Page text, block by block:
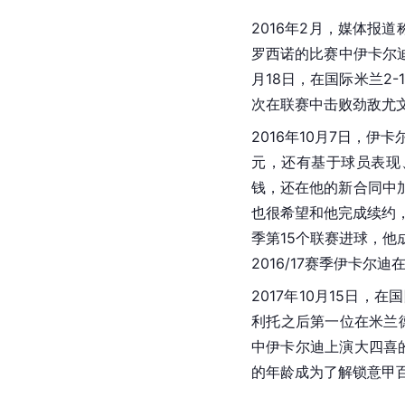
2016年2月，媒体报道
罗西诺的比赛中伊卡尔
月18日，在国际米兰2-
次在联赛中击败劲敌尤
2016年10月7日，伊卡
元，还有基于球员表
钱，还在他的新合同中
也很希望和他完成续约
季第15个联赛进球，他
2016/17赛季伊卡尔迪
2017年10月15日，在
利托之后第一位在米兰
中伊卡尔迪上演大四
的年龄成为了解锁意甲